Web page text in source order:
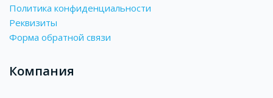
Политика конфиденциальности
Реквизиты
Форма обратной связи
Компания